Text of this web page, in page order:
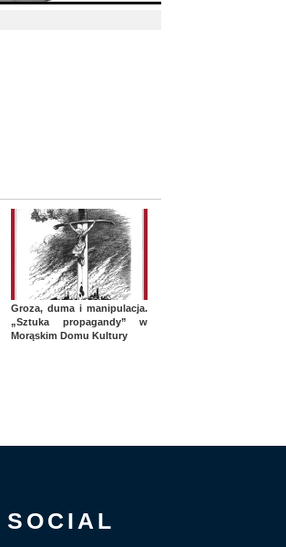
Groza, duma i manipulacja.
„Sztuka propagandy” w
Morąskim Domu Kultury
SOCIAL